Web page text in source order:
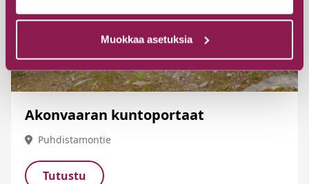
Muokkaa asetuksia
Akonvaaran kuntoportaat
Puhdistamontie
Tutustu